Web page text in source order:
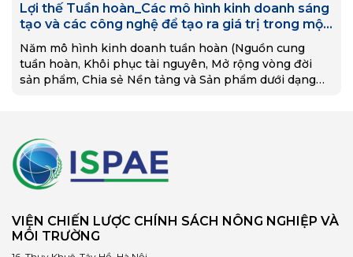
Lợi thế Tuần hoàn_Các mô hình kinh doanh sáng
tạo và các công nghệ để tạo ra giá trị trong một
thế giới không có giới hạn tăng trưởng
Năm mô hình kinh doanh tuần hoàn (Nguồn cung
tuần hoàn, Khôi phục tài nguyên, Mở rộng vòng đời
sản phẩm, Chia sẻ Nền tảng và Sản phẩm dưới dạng
và mở rộng quy mô theo những cách chưa từng thấy
trước đây. Các mô hình kinh doanh và công nghệ này
đang tạo ra một phương pháp tiếp cận cơ bản “lấy
khách hàng làm trung tâm” đối với Lợi thế tuần hoàn
duy mới trong số một loạt các khả năng mới liên lĩnh
vực gồm chiến lược, công nghệ và vận hành.
VIỆN CHIẾN LƯỢC CHÍNH SÁCH NÔNG NGHIỆP VÀ
MÔI TRƯỜNG